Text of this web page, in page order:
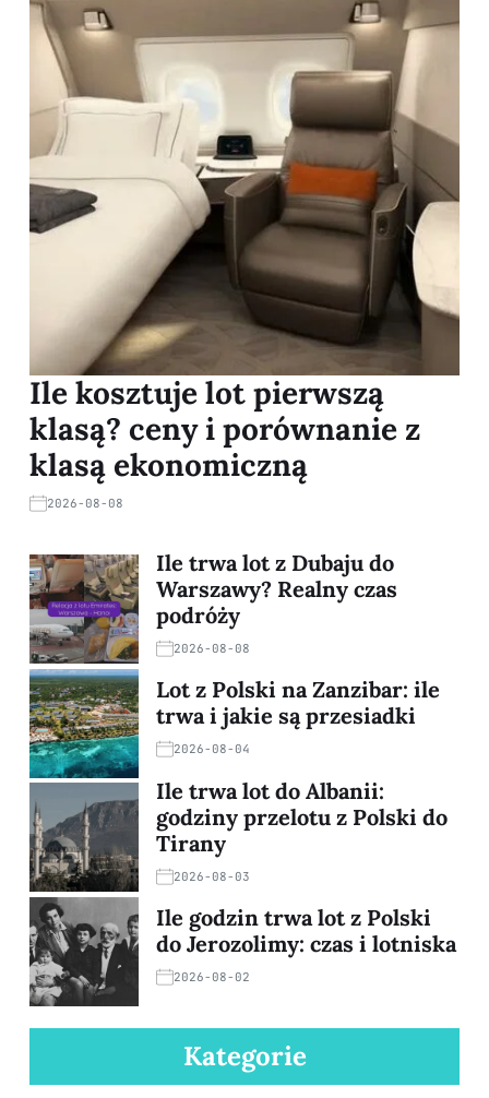
Ile kosztuje lot pierwszą
klasą? ceny i porównanie z
klasą ekonomiczną
2026-08-08
Ile trwa lot z Dubaju do
Warszawy? Realny czas
podróży
2026-08-08
Lot z Polski na Zanzibar: ile
trwa i jakie są przesiadki
2026-08-04
Ile trwa lot do Albanii:
godziny przelotu z Polski do
Tirany
2026-08-03
Ile godzin trwa lot z Polski
do Jerozolimy: czas i lotniska
2026-08-02
Kategorie